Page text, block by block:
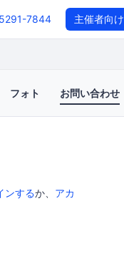
7844 主催者向け
フォト お問い合わせ
ンするか、 アカ